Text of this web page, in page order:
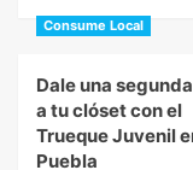
Consume Local
Dale una
a tu clóset con el
Trueque Juvenil
Puebla